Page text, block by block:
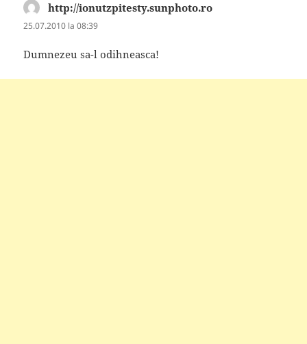
http://ionutzpitesty.sunphoto.ro
25.07.2010 la 08:39
Dumnezeu sa-l odihneasca!